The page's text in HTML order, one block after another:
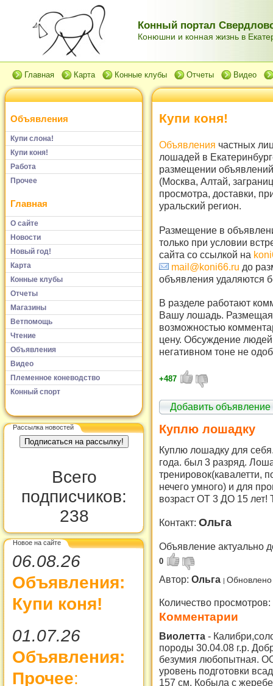
Конный портал
Конюшни и конная жизнь в
Главная Карта Конные клубы Отчеты Видео
Объявления
Купи слона!
Купи коня!
Работа
Прочее
Главная
О сайте
Новости
Новый год!
Карта
Конные клубы
Отчеты
Магазины
Ветпомощь
Чтение
Объявления
Видео
Племенное коневодство
Конный спорт
Рассылка новостей
Всего
подписчиков:
238
Новое на сайте
06.08.26
Объявления:
Купи коня!
01.07.26
Объявления:
Прочее:
Купи коня!
Объявления частных
лошадей в
размещении
(Москва, Алтай,
просмотра, доставки,
уральский регион.
Размещение в
только при условии
сайта со ссылкой на
mail@koni66.ru до
объявления удаляются
В разделе работают
Вашу лошадь. Размещая
возможностью
цену. Обсуждение
негативном тоне не
+487
Добавить объявление
Куплю лошадку
Куплю лошадку для
года. был 3 разряд.
тренировок(кавалетти,
нечего умного) и для
возраст ОТ 3 ДО 15
Контакт: Ольга
Объявление актуально
0
Автор: Ольга
Количество просмотров:
Комментарии
Виолетта -
породы 30.04.08 г.р.
безумия любопытная.
уровень подготовки
157 см. Кобыла с